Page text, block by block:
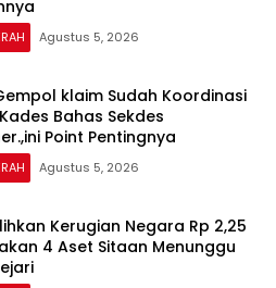
Agustus 5, 2026
klaim Sudah Koordinasi
Bahas Sekdes
Point Pentingnya
Agustus 5, 2026
Kerugian Negara Rp 2,25
4 Aset Sitaan Menunggu